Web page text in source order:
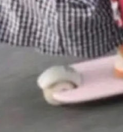
将 HUAWEI M
6.1.0.135S
径：设置 > 搜
搜索新版本，下
。 这个名字，
）。 对于
个名字并不陌
术文章、源码分
一次真正理解 F
频开发领域的
霄骅离世十周
个大版本的名
是中国传媒大学